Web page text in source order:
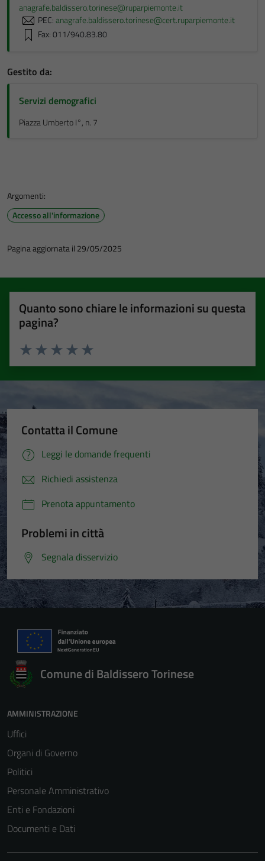
anagrafe.baldissero.torinese@ruparpiemonte.it
PEC:anagrafe.baldissero.torinese@cert.ruparpiemonte.it
Fax: 011/940.83.80
Gestito da:
Servizi demografici
Piazza Umberto I°, n. 7
Argomenti:
Accesso all'informazione
Pagina aggiornata il 29/05/2025
Quanto sono chiare le informazioni su questa
pagina?
Valuta 5 stelle su 5
Valuta 4 stelle su 5
Valuta 3 stelle su 5
Valuta 2 stelle su 5
Valuta 1 stelle su 5
Contatta il Comune
Leggi le domande frequenti
Richiedi assistenza
Prenota appuntamento
Problemi in città
Segnala disservizio
Comune di Baldissero Torinese
AMMINISTRAZIONE
Uffici
Organi di Governo
Politici
Personale Amministrativo
Enti e Fondazioni
Documenti e Dati
per il